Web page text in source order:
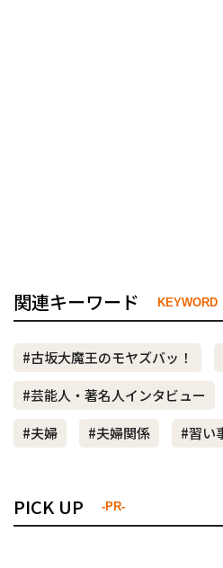
関連キーワード KEYWORD
#古坂大魔王のモヤズバッ！
#芸能人・著名人インタビュー
#夫婦
#夫婦関係 #習い
PICK UP -PR-